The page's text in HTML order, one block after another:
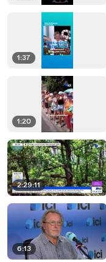
1:37
1:20
2:29:11
6:13